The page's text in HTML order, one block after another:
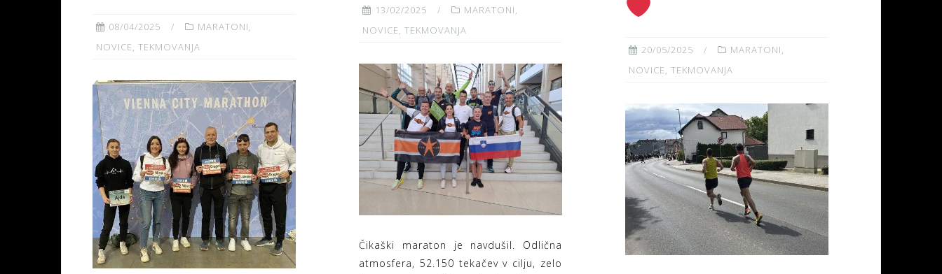
20/05/2025 MARATONI
NOVICE TEKMOVANJA
08/04/2025 MARATONI,
NOVICE, TEKMOVANJA
13/02/2025 MARATONI,
NOVICE, TEKMOVANJA
Čikaški maraton je navdušil. Odlična
atmosfera, 52.150 tekačev v cilju, zelo